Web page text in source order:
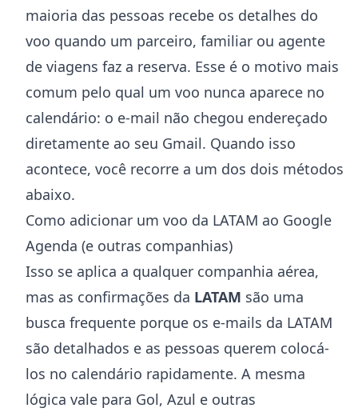
maioria das pessoas recebe os detalhes do
voo quando um parceiro, familiar ou agente
de viagens faz a reserva. Esse é o motivo mais
comum pelo qual um voo nunca aparece no
calendário: o e-mail não chegou endereçado
diretamente ao seu Gmail. Quando isso
acontece, você recorre a um dos dois métodos
abaixo.
Como adicionar um voo da LATAM ao Google
Agenda (e outras companhias)
Isso se aplica a qualquer companhia aérea,
mas as confirmações da LATAM são uma
busca frequente porque os e-mails da LATAM
são detalhados e as pessoas querem colocá-
los no calendário rapidamente. A mesma
lógica vale para Gol, Azul e outras